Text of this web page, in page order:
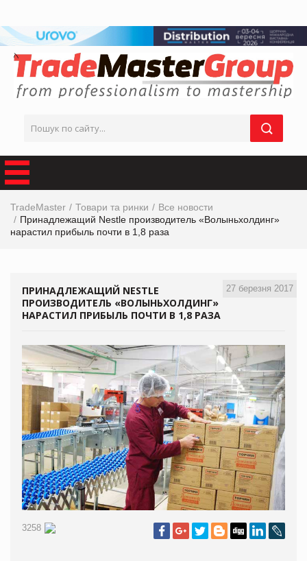
TradeMaster Товари та ринки
Все новости
Принадлежащий Nestle производитель «Волыньхолдинг»
нарастил прибыль почти в 1,8 раза
27 березня 2017
ПРИНАДЛЕЖАЩИЙ NESTLE
ПРОИЗВОДИТЕЛЬ «ВОЛЫНЬХОЛДИНГ»
НАРАСТИЛ ПРИБЫЛЬ ПОЧТИ В 1,8 РАЗА
3258